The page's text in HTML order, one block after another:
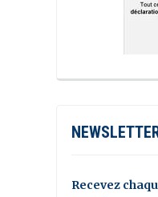
Recevez